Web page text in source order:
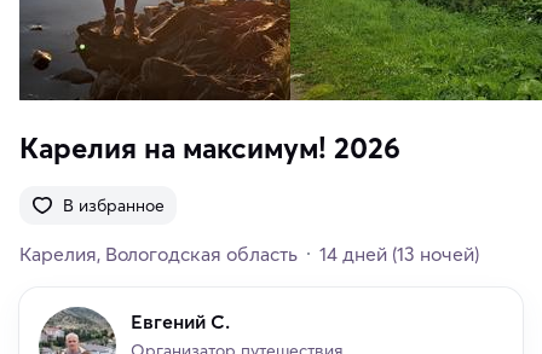
Карелия на максимум! 2026
В избранное
Карелия Вологодская область 14 дней (13 ночей)
Евгений С.